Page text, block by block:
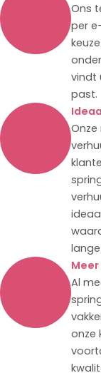
Ons
per
vindt
past.
Al
onze